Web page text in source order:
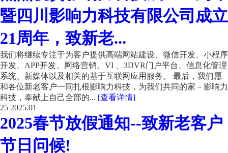
暨四川影响力科技有限公司成立
21周年，致新老...
我们将继续专注于为客户提供高端网站建设、微信开发、小程序
开发、APP开发、网络营销、VI 、3DVR门户平台、信息化管理
系统、新媒体以及相关的基于互联网应用服务。 最后，我们愿
和各位新老客户一同扎根影响力科技，为我们共同的家－影响力
科技，奉献上自己全部的... [查看详情]
25 2025.01
2025春节放假通知--致新老客户
节日问候!